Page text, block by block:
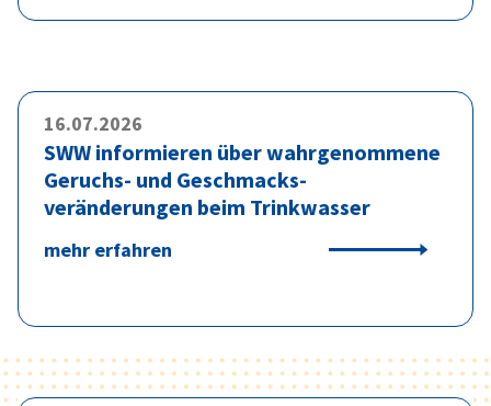
16.07.2026
SWW informieren über wahrgenommene
Geruchs- und Geschmacks­
veränderungen beim Trinkwasser
mehr erfahren